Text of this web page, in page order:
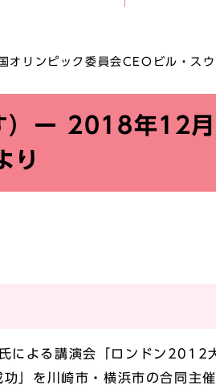
ンピック委員会CEOビル・スウ
ー 2018年12月
り
による講演会「ロンドン
」を川崎市・横浜市の合同主催